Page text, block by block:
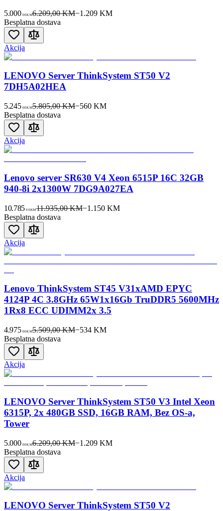
5.000 00KM6.209,00 KM−1.209KM
Besplatna dostava
Akcija
LENOVO Server ThinkSystem ST50 V2
7DH5A02HEA
5.245 00KM5.805,00 KM−560KM
Besplatna dostava
Akcija
Lenovo server SR630 V4 Xeon 6515P 16C 32GB
940-8i 2x1300W 7DG9A027EA
10.785 00KM11.935,00 KM−1.150KM
Besplatna dostava
Akcija
Lenovo ThinkSystem ST45 V31xAMD EPYC
4124P 4C 3.8GHz 65W1x16Gb TruDDR5 5600MHz
1Rx8 ECC UDIMM2x 3.5
4.975 00KM5.509,00 KM−534KM
Besplatna dostava
Akcija
LENOVO Server ThinkSystem ST50 V3 Intel Xeon
6315P, 2x 480GB SSD, 16GB RAM, Bez OS-a,
Tower
5.000 00KM6.209,00 KM−1.209KM
Besplatna dostava
Akcija
LENOVO Server ThinkSystem ST50 V2